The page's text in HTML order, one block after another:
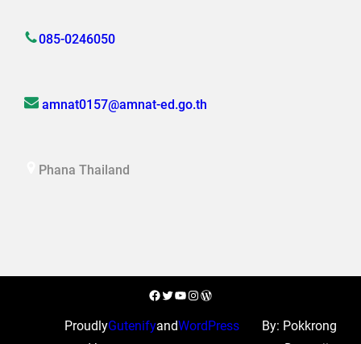
085-0246050
amnat0157@amnat-ed.go.th
Phana Thailand
Facebook
Twitter
YouTube
Instagram
WordPress
ProudlyGutenifyandWordPress
By: Pokkrong